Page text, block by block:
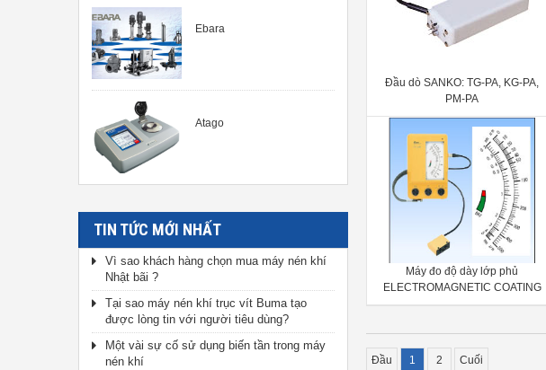
Ebara
Atago
TIN TỨC MỚI NHẤT
Vì sao khách hàng chọn mua máy nén khí
Nhật bãi ?
Tại sao máy nén khí trục vít Buma tạo
được lòng tin với người tiêu dùng?
Một vài sự cố sử dụng biến tần trong máy
nén khí
Đầu dò SANKO: TG-PA, KG-PA,
PM-PA
Máy đo độ dày lớp phủ
ELECTROMAGNETIC COATING
THICKNESS METER Sanko Pro-2
Đầu 1 2 Cuối